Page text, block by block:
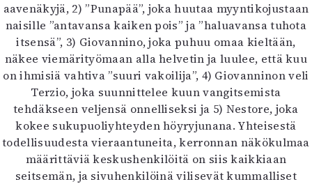
aavenäkyjä, 2) ”Punapää”, joka huutaa myyntikojustaan
naisille ”antavansa kaiken pois” ja ”haluavansa tuhota
itsensä”, 3) Giovannino, joka puhuu omaa kieltään,
näkee viemärityömaan alla helvetin ja luulee, että kuu
on ihmisiä vahtiva ”suuri vakoilija”, 4) Giovanninon veli
Terzio, joka suunnittelee kuun vangitsemista
tehdäkseen veljensä onnelliseksi ja 5) Nestore, joka
kokee sukupuoliyhteyden höyryjunana. Yhteisestä
todellisuudesta vieraantuneita, kerronnan näkökulmaa
määrittäviä keskushenkilöitä on siis kaikkiaan
seitsemän, ja sivuhenkilöinä vilisevät kummalliset